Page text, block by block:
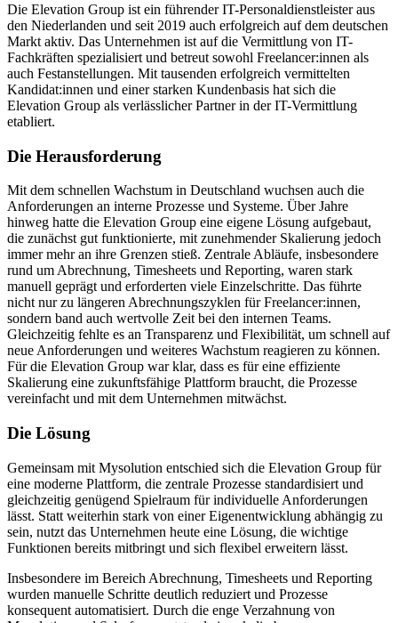
Die Elevation Group ist ein führender IT-Personaldienstleister aus
den Niederlanden und seit 2019 auch erfolgreich auf dem deutschen
Markt aktiv. Das Unternehmen ist auf die Vermittlung von IT-
Fachkräften spezialisiert und betreut sowohl Freelancer:innen als
auch Festanstellungen. Mit tausenden erfolgreich vermittelten
Kandidat:innen und einer starken Kundenbasis hat sich die
Elevation Group als verlässlicher Partner in der IT-Vermittlung
etabliert.
Die Herausforderung
Mit dem schnellen Wachstum in Deutschland wuchsen auch die
Anforderungen an interne Prozesse und Systeme. Über Jahre
hinweg hatte die Elevation Group eine eigene Lösung aufgebaut,
die zunächst gut funktionierte, mit zunehmender Skalierung jedoch
immer mehr an ihre Grenzen stieß. Zentrale Abläufe, insbesondere
rund um Abrechnung, Timesheets und Reporting, waren stark
manuell geprägt und erforderten viele Einzelschritte. Das führte
nicht nur zu längeren Abrechnungszyklen für Freelancer:innen,
sondern band auch wertvolle Zeit bei den internen Teams.
Gleichzeitig fehlte es an Transparenz und Flexibilität, um schnell auf
neue Anforderungen und weiteres Wachstum reagieren zu können.
Für die Elevation Group war klar, dass es für eine effiziente
Skalierung eine zukunftsfähige Plattform braucht, die Prozesse
vereinfacht und mit dem Unternehmen mitwächst.
Die Lösung
Gemeinsam mit Mysolution entschied sich die Elevation Group für
eine moderne Plattform, die zentrale Prozesse standardisiert und
gleichzeitig genügend Spielraum für individuelle Anforderungen
lässt. Statt weiterhin stark von einer Eigenentwicklung abhängig zu
sein, nutzt das Unternehmen heute eine Lösung, die wichtige
Funktionen bereits mitbringt und sich flexibel erweitern lässt.
Insbesondere im Bereich Abrechnung, Timesheets und Reporting
wurden manuelle Schritte deutlich reduziert und Prozesse
konsequent automatisiert. Durch die enge Verzahnung von